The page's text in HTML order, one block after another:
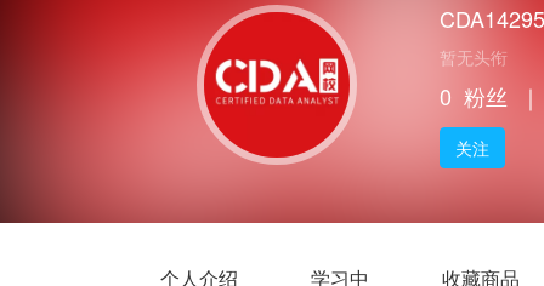
暂无头衔
0 粉丝 ｜
关注
个人介绍 学习中 收藏商品